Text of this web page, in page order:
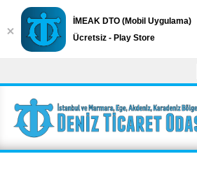
İMEAK DTO (Mobil Uygulama)
Ücretsiz - Play Store